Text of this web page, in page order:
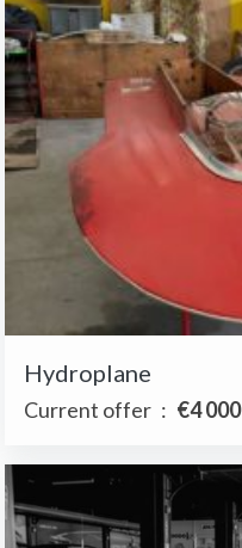
Hydroplane
Current offer : €4 000